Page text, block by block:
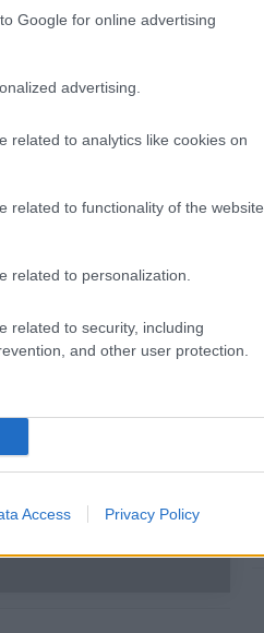
Google for online advertising
advertising.
related to analytics like cookies on
related to functionality of the website
related to personalization.
related to security, including
and other user protection.
Access Privacy Policy
hanem a sorozat saját
két lemezes gyűjtemény
tokban kaptak helyet,
el is fogyott és kérdéses,
10 ezer forint, ha a
akkor kb. ennyit kellene
forduló! (X)